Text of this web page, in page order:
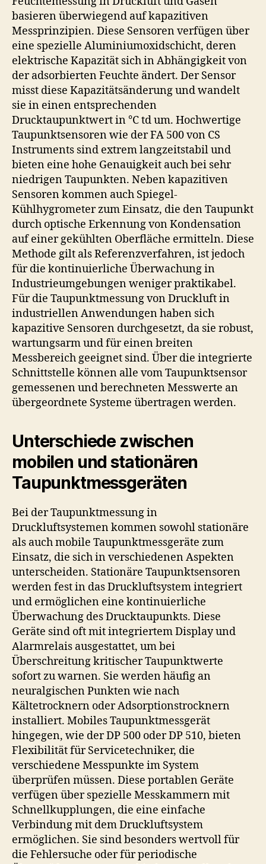
basieren überwiegend auf kapazitiven
Messprinzipien. Diese Sensoren verfügen über
eine spezielle Aluminiumoxidschicht, deren
elektrische Kapazität sich in Abhängigkeit von
der adsorbierten Feuchte ändert. Der Sensor
misst diese Kapazitätsänderung und wandelt
sie in einen entsprechenden
Drucktaupunktwert in °C td um. Hochwertige
Taupunktsensoren wie der FA 500 von CS
Instruments sind extrem langzeitstabil und
bieten eine hohe Genauigkeit auch bei sehr
niedrigen Taupunkten. Neben kapazitiven
Sensoren kommen auch Spiegel-
Kühlhygrometer zum Einsatz, die den Taupunkt
durch optische Erkennung von Kondensation
auf einer gekühlten Oberfläche ermitteln. Diese
Methode gilt als Referenzverfahren, ist jedoch
für die kontinuierliche Überwachung in
Industrieumgebungen weniger praktikabel.
Für die Taupunktmessung von Druckluft in
industriellen Anwendungen haben sich
kapazitive Sensoren durchgesetzt, da sie robust,
wartungsarm und für einen breiten
Messbereich geeignet sind. Über die integrierte
Schnittstelle können alle vom Taupunktsensor
gemessenen und berechneten Messwerte an
übergeordnete Systeme übertragen werden.
Unterschiede zwischen
mobilen und stationären
Taupunktmessgeräten
Bei der Taupunktmessung in
Druckluftsystemen kommen sowohl stationäre
als auch mobile Taupunktmessgeräte zum
Einsatz, die sich in verschiedenen Aspekten
unterscheiden. Stationäre Taupunktsensoren
werden fest in das Druckluftsystem integriert
und ermöglichen eine kontinuierliche
Überwachung des Drucktaupunkts. Diese
Geräte sind oft mit integriertem Display und
Alarmrelais ausgestattet, um bei
Überschreitung kritischer Taupunktwerte
sofort zu warnen. Sie werden häufig an
neuralgischen Punkten wie nach
Kältetrocknern oder Adsorptionstrocknern
installiert. Mobiles Taupunktmessgerät
hingegen, wie der DP 500 oder DP 510, bieten
Flexibilität für Servicetechniker, die
verschiedene Messpunkte im System
überprüfen müssen. Diese portablen Geräte
verfügen über spezielle Messkammern mit
Schnellkupplungen, die eine einfache
Verbindung mit dem Druckluftsystem
ermöglichen. Sie sind besonders wertvoll für
die Fehlersuche oder für periodische